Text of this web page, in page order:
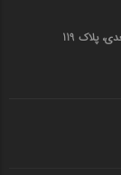
کرمانشاه خیابان سعدی ، جنب مرکز قنادی سعدی، پلاک 119